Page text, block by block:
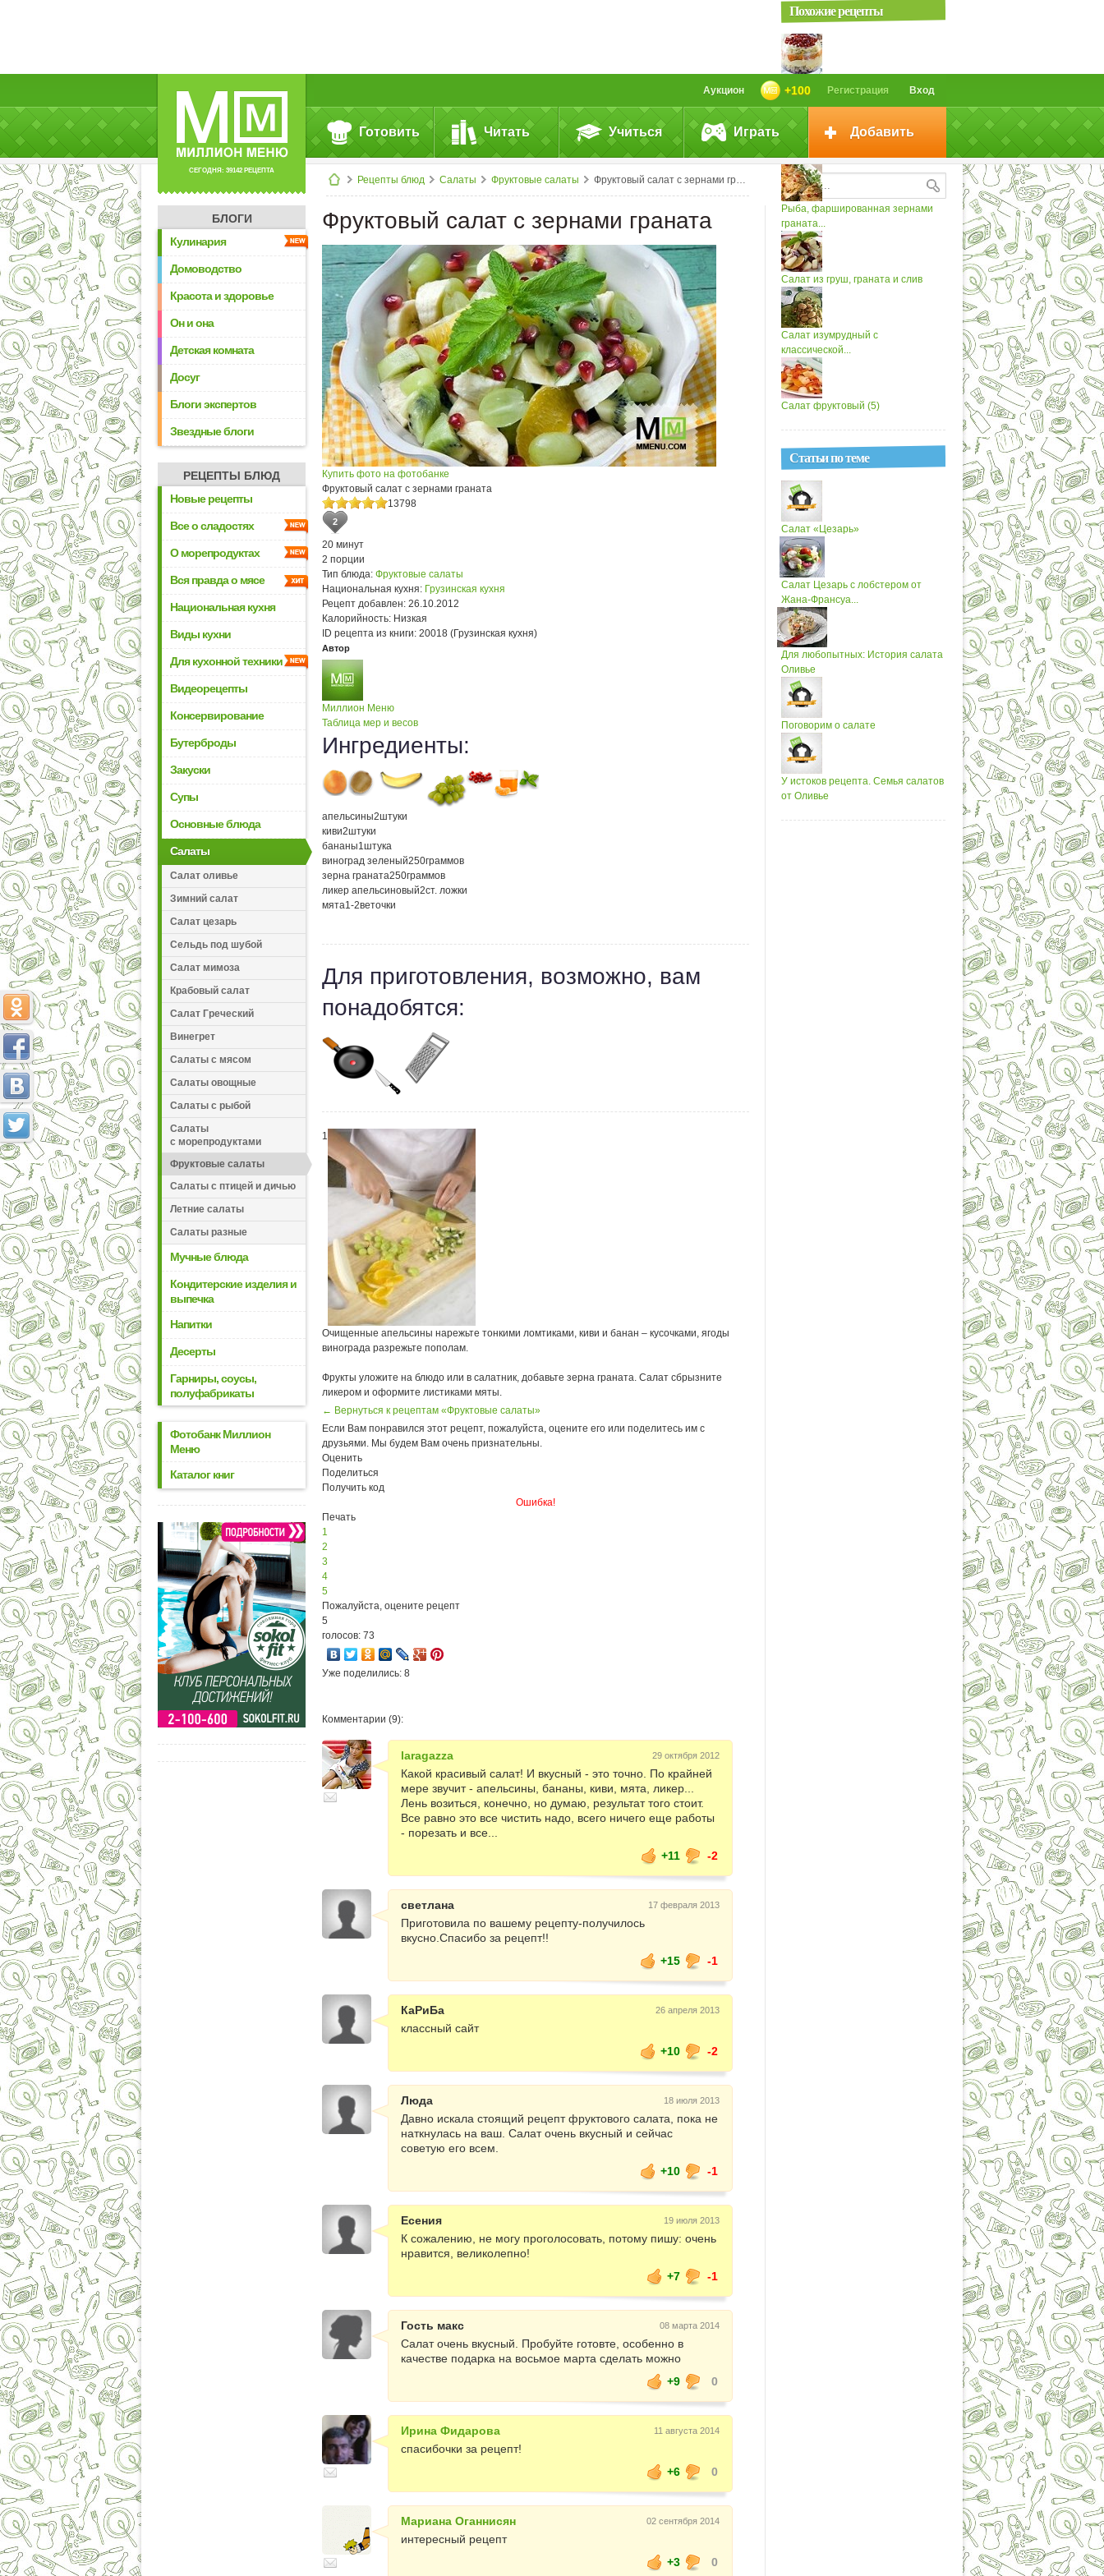
СЕГОДНЯ: 39142 РЕЦЕПТА
Вход
Регистрация
+100
Аукцион
Готовить Читать Учиться Играть Добавить
Рецепты блюд Салаты Фруктовые салаты Фруктовый салат с зернами граната
БЛОГИ
Кулинария
Домоводство
Красота и здоровье
Он и она
Детская комната
Досуг
Блоги экспертов
Звездные блоги
РЕЦЕПТЫ БЛЮД
Новые рецепты
Все о сладостях
О морепродуктах
Вся правда о мясе
Национальная кухня
Виды кухни
Для кухонной техники
Видеорецепты
Консервирование
Бутерброды
Закуски
Супы
Основные блюда
Салаты
Салат оливье
Зимний салат
Салат цезарь
Сельдь под шубой
Салат мимоза
Крабовый салат
Салат Греческий
Винегрет
Салаты с мясом
Салаты овощные
Салаты с рыбой
Салаты
с морепродуктами
Фруктовые салаты
Салаты с птицей и дичью
Летние салаты
Салаты разные
Мучные блюда
Кондитерские изделия и
выпечка
Напитки
Десерты
Гарниры, соусы,
полуфабрикаты
Фотобанк Миллион
Меню
Каталог книг
Фруктовый салат с зернами граната
Купить фото на фотобанке
Фруктовый салат с зернами граната
13798
2
20 минут
2 порции
Тип блюда: Фруктовые салаты
Национальная кухня: Грузинская кухня
Рецепт добавлен: 26.10.2012
Калорийность: Низкая
ID рецепта из книги: 20018 (Грузинская кухня)
Автор
Миллион Меню
Таблица мер и весов
Ингредиенты:
апельсины2штуки
киви2штуки
бананы1штука
виноград зеленый250граммов
зерна граната250граммов
ликер апельсиновый2ст. ложки
мята1-2веточки
Для приготовления, возможно, вам
понадобятся:
1
Очищенные апельсины нарежьте тонкими ломтиками, киви и банан – кусочками, ягоды
винограда разрежьте пополам.
Фрукты уложите на блюдо или в салатник, добавьте зерна граната. Салат сбрызните
ликером и оформите листиками мяты.
← Вернуться к рецептам «Фруктовые салаты»
Если Вам понравился этот рецепт, пожалуйста, оцените его или поделитесь им с
друзьями. Мы будем Вам очень признательны.
Оценить
Поделиться
Получить код
Ошибка!
Печать
1
2
3
4
5
Пожалуйста, оцените рецепт
5
голосов: 73
Уже поделились: 8
Комментарии (9):
laragazza 29 октября 2012
Какой красивый салат! И вкусный - это точно. По крайней
мере звучит - апельсины, бананы, киви, мята, ликер...
Лень возиться, конечно, но думаю, результат того стоит.
Все равно это все чистить надо, всего ничего еще работы
- порезать и все...
+11
-2
светлана 17 февраля 2013
Приготовила по вашему рецепту-получилось
вкусно.Спасибо за рецепт!!
+15
-1
КаРиБа 26 апреля 2013
классный сайт
+10
-2
Люда 18 июля 2013
Давно искала стоящий рецепт фруктового салата, пока не
наткнулась на ваш. Салат очень вкусный и сейчас
советую его всем.
+10
-1
Есения 19 июля 2013
К сожалению, не могу проголосовать, потому пишу: очень
нравится, великолепно!
+7
-1
Гость макс 08 марта 2014
Салат очень вкусный. Пробуйте готовте, особенно в
качестве подарка на восьмое марта сделать можно
+9
0
Ирина Фидарова 11 августа 2014
спасибочки за рецепт!
+6
0
Мариана Оганнисян 02 сентября 2014
интересный рецепт
+3
0
Похожие рецепты
Коктейль игристый с зернами
граната
Рыба, фаршированная зернами
граната...
Салат из груш, граната и слив
Салат изумрудный с
классической...
Салат фруктовый (5)
Статьи по теме
Салат «Цезарь»
Салат Цезарь с лобстером от
Жана-Франсуа...
Для любопытных: История салата
Оливье
Поговорим о салате
У истоков рецепта. Семья салатов
от Оливье